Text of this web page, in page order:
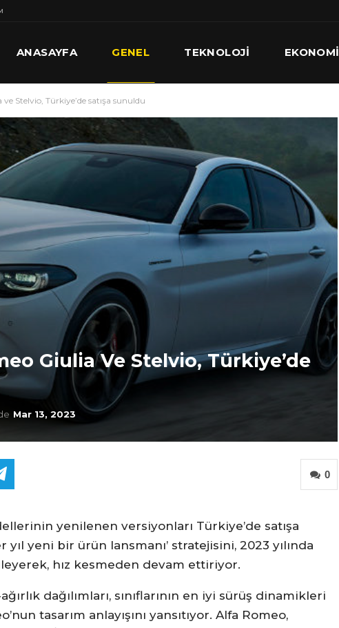
ANASAYFA GENEL TEKNOLOJI EKONOMI
Stelvio, Türkiye’de satışa sunuldu
Giulia Ve Stelvio, Türkiye’de
Mar 13, 2023
0
yenilenen versiyonları Türkiye’de satışa
yıl yeni bir ürün lansmanı’ stratejisini, 2023 yılında
hız kesmeden devam ettiriyor.
dağılımları, sınıflarının en iyi sürüş dinamikleri
tasarım anlayışını yansıtıyor. Alfa Romeo,